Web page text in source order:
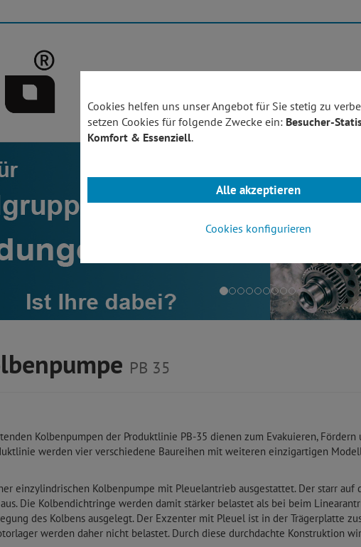
Produktübersicht
PB 35
Kolbenpumpen der Produktlinie PB-35 dienen zum Evakuieren,
werden vier verschiedene Baureihen mit weiteren einzigartigen
einzylindrischen Kolbenpumpe mit Pleuelantrieb ausgestattet. Der starr
Die Kolbendichtringe werden damit stärker belastet als bei beim
des Kolbens ausgelegt. Der Exzenter mit Pleuel ist in der Trägerplatte
werden daher nicht belastet. Durch diese durchdachte Konstruktion
Cookies helfen uns unser Angebot für Sie stetig zu
setzen Cookies für folgende Zwecke ein: Besucher-
Komfort & Essenziell.
Cookies konfigurieren
Alle akzeptieren